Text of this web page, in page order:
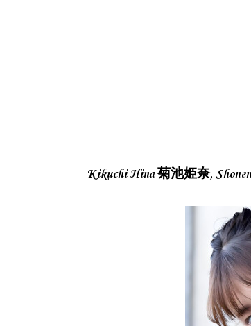
Kikuchi Hina 菊池姫奈,